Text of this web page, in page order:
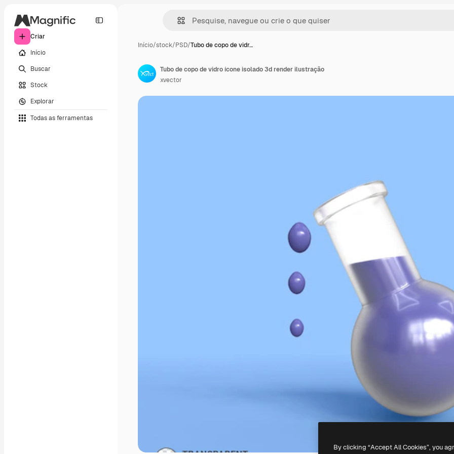
Criar
Início
Buscar
Stock
Explorar
Todas as ferramentas
Início/stock/PSD/Tubo de copo de vidr…
Tubo de copo de vidro ícone isolado 3d render ilustração
xvector
By clicking “Accept All Cookies”, you